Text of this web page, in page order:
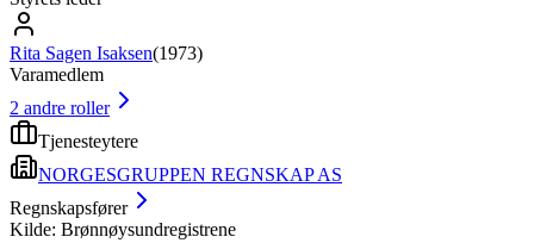
Rita Sagen Isaksen(1973)
Varamedlem
2 andre roller
Tjenesteytere
NORGESGRUPPEN REGNSKAP AS
Regnskapsfører
Kilde: Brønnøysundregistrene